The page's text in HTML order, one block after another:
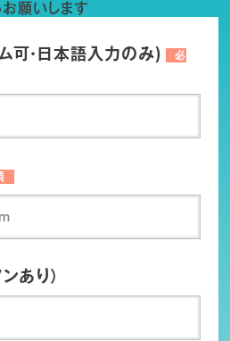
願いします
可・日本語入力のみ)
必
あり）